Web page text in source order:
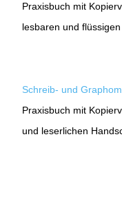
Praxisbuch mit
lesbaren und
Schreib- und
Praxisbuch mit
und leserlichen